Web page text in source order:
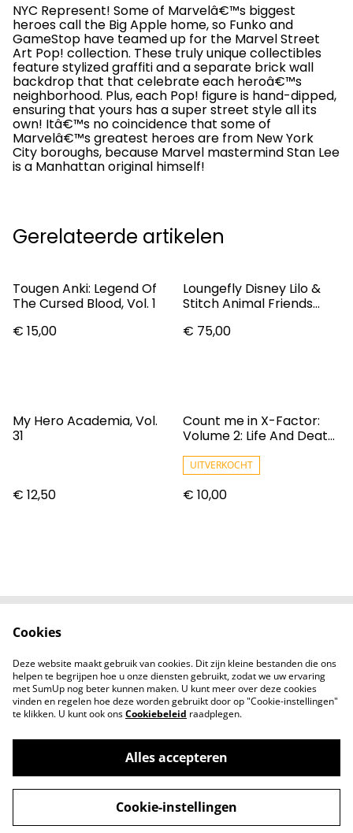
NYC Represent! Some of Marvelâ€™s biggest
heroes call the Big Apple home, so Funko and
GameStop have teamed up for the Marvel Street
Art Pop! collection. These truly unique collectibles
feature stylized graffiti and a separate brick wall
backdrop that that celebrate each heroâ€™s
neighborhood. Plus, each Pop! figure is hand-dipped,
ensuring that yours has a super street style all its
own! Itâ€™s no coincidence that some of
Marvelâ€™s greatest heroes are from New York
City boroughs, because Marvel mastermind Stan Lee
is a Manhattan original himself!
Gerelateerde artikelen
Tougen Anki: Legend Of
The Cursed Blood, Vol. 1
€ 15,00
Loungefly Disney Lilo &
Stitch Animal Friends
€ 75,00
My Hero Academia, Vol.
31
€ 12,50
Count me in X-Factor:
Volume 2: Life And Death
UITVERKOCHT
€ 10,00
Privacybeleid
Cookiebeleid
Nieuwsberichten
©2026Zodiac Collectibles
powered by
Cookies
Deze website maakt gebruik van cookies. Dit zijn kleine bestanden die ons
helpen te begrijpen hoe u onze diensten gebruikt, zodat we uw ervaring
met SumUp nog beter kunnen maken. U kunt meer over deze cookies
vinden en regelen hoe deze worden gebruikt door op "Cookie-instellingen"
te klikken. U kunt ook onsCookiebeleid raadplegen.
Alles accepteren
Cookie-instellingen